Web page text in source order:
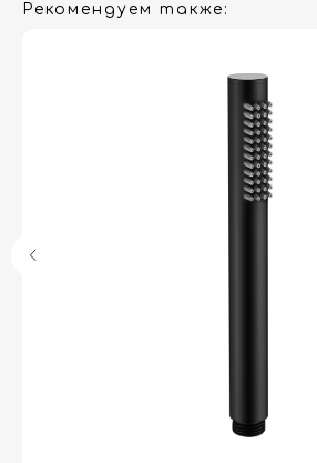
Рекомендуем также:
Дизайнерам
Доставка и оплата
Принимаем звонки и обрабатываем